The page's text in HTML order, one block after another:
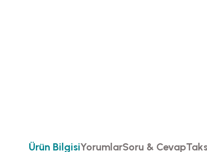
Ürün BilgisiYorumlarSoru & Cevap